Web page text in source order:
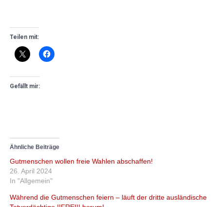
Teilen mit:
Gefällt mir:
Ähnliche Beiträge
Gutmenschen wollen freie Wahlen abschaffen!
26. April 2024
In "Allgemein"
Während die Gutmenschen feiern – läuft der dritte ausländische